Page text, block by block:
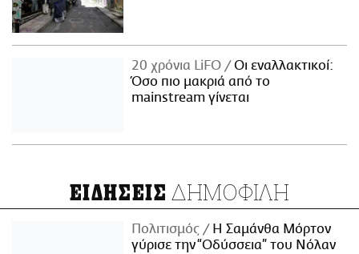
20 χρόνια LiFO
Οι εναλλακτικοί:
Όσο πιο μακριά από το
mainstream γίνεται
ΕΙΔΗΣΕΙΣ ΔΗΜΟΦΙΛΗ
Πολιτισμός
Η Σαμάνθα Μόρτον
γύρισε την “Οδύσσεια” του Νόλαν